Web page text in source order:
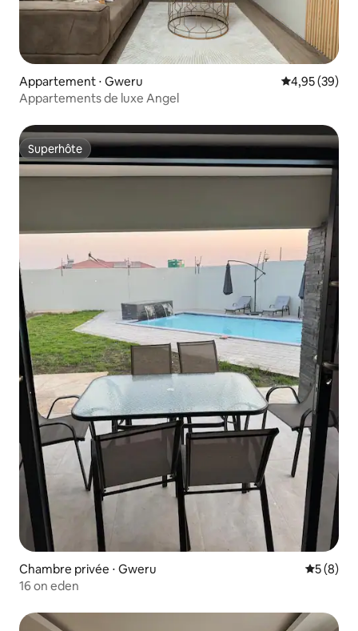
Appartement ⋅ Gweru Évaluation
4,95 (39)
Appartements de luxe Angel
Superhôte
Superhôte
Chambre privée ⋅ Gweru
5 (8)
16 on eden